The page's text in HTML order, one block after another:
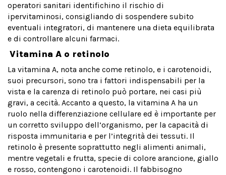
operatori sanitari identifichino il rischio di
ipervitaminosi, consigliando di sospendere subito
eventuali integratori, di mantenere una dieta equilibrata
e di controllare alcuni farmaci.
Vitamina A o retinolo
La vitamina A, nota anche come retinolo, e i carotenoidi,
suoi precursori, sono tra i fattori indispensabili per la
vista e la carenza di retinolo può portare, nei casi più
gravi, a cecità. Accanto a questo, la vitamina A ha un
ruolo nella differenziazione cellulare ed è importante per
un corretto sviluppo dell’organismo, per la capacità di
risposta immunitaria e per l’integrità dei tessuti. Il
retinolo è presente soprattutto negli alimenti animali,
mentre vegetali e frutta, specie di colore arancione, giallo
e rosso, contengono i carotenoidi. Il fabbisogno